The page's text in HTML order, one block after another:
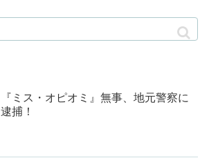
『ミス・オピオミ』無事、地元警察に
逮捕！